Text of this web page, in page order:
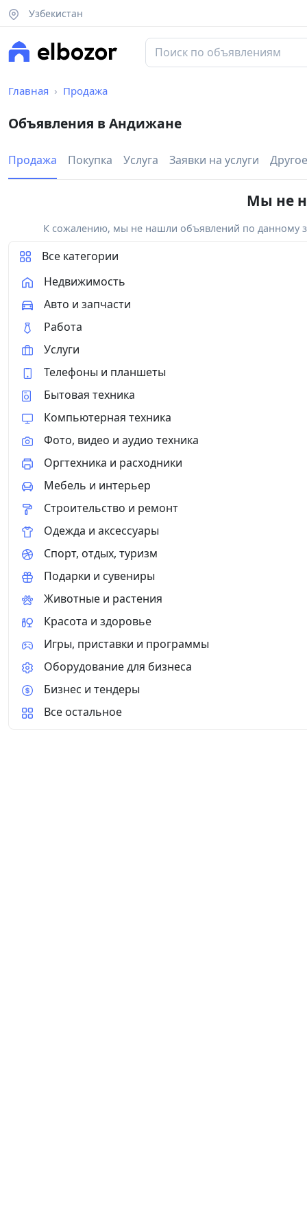
Узбекистан
Главная Продажа
Объявления в Андижане
Продажа Покупка Услуга Заявки на услуги Другое
Мы не
К сожалению, мы не нашли объявлений по данному
Все категории
Недвижимость
Авто и запчасти
Работа
Услуги
Телефоны и планшеты
Бытовая техника
Компьютерная техника
Фото, видео и аудио техника
Оргтехника и расходники
Мебель и интерьер
Строительство и ремонт
Одежда и аксессуары
Спорт, отдых, туризм
Подарки и сувениры
Животные и растения
Красота и здоровье
Игры, приставки и программы
Оборудование для бизнеса
Бизнес и тендеры
Все остальное